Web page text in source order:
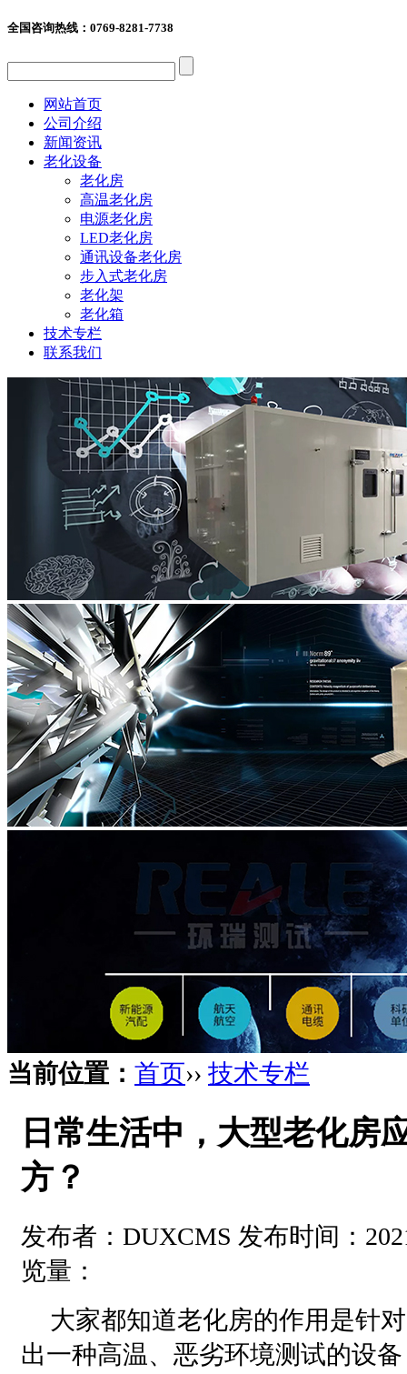
全国咨询热线： 0769-8281-7738
网站首页
公司介绍
新闻资讯
老化设备
老化房
高温老化房
电源老化房
LED老化房
通讯设备老化房
步入式老化房
老化架
老化箱
技术专栏
联系我们
当前位置： 首页›› 技术专栏
日常生活中，大型老化房
方？
发布者：DUXCMS 发布时间：
览量：
大家都知道老化房的作用是针
出一种高温、恶劣环境测试的设